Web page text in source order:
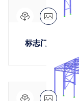
标志门架